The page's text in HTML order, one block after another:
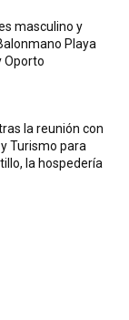
masculino y
Playa
Oporto
la reunión con
Turismo para
la hospedería